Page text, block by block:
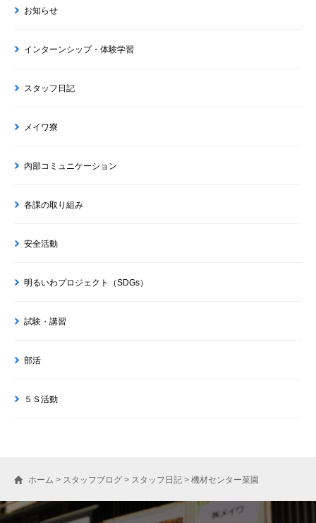
お知らせ
インターンシップ・体験学習
スタッフ日記
メイワ寮
内部コミュニケーション
各課の取り組み
安全活動
明るいわプロジェクト（SDGs）
試験・講習
部活
５Ｓ活動
ホーム > スタッフブログ > スタッフ日記 > 機材センター菜園